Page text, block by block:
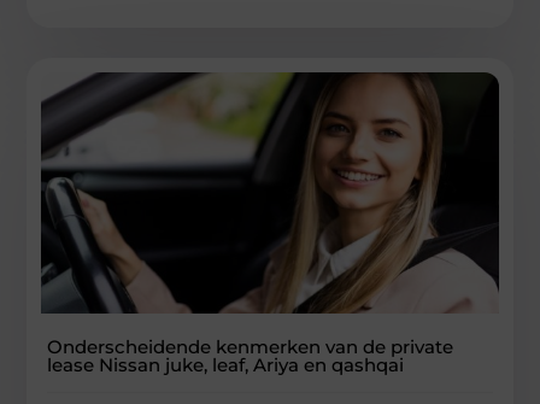
Onderscheidende kenmerken van de private
lease Nissan juke, leaf, Ariya en qashqai